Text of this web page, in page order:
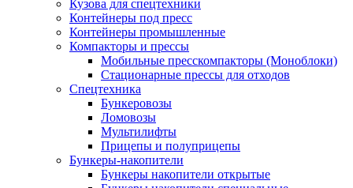
Кузова для спецтехники
Контейнеры под пресс
Контейнеры промышленные
Компакторы и прессы
Мобильные пресскомпакторы (Моноблоки)
Стационарные прессы для отходов
Спецтехника
Бункеровозы
Ломовозы
Мультилифты
Прицепы и полуприцепы
Бункеры-накопители
Бункеры накопители открытые